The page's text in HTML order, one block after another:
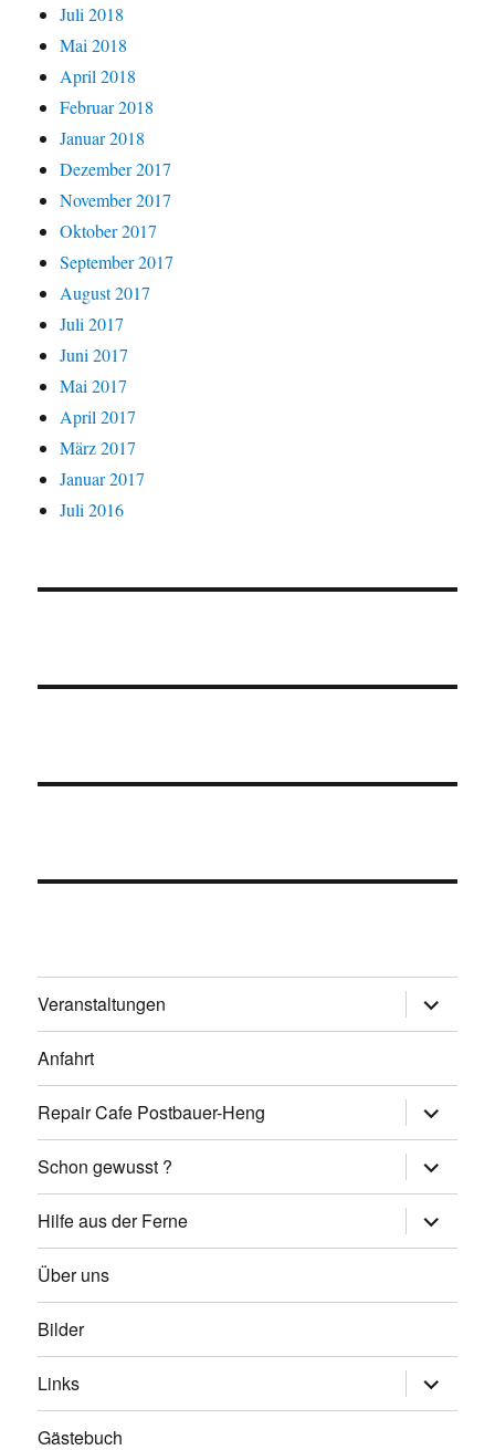
Juli 2018
Mai 2018
April 2018
Februar 2018
Januar 2018
Dezember 2017
November 2017
Oktober 2017
September 2017
August 2017
Juli 2017
Juni 2017
Mai 2017
April 2017
März 2017
Januar 2017
Juli 2016
Veranstaltungen
öffnen
Anfahrt
Repair Cafe Postbauer-Heng
öffnen
Schon gewusst ?
öffnen
Hilfe aus der Ferne
öffnen
Über uns
Bilder
Links
öffnen
Gästebuch